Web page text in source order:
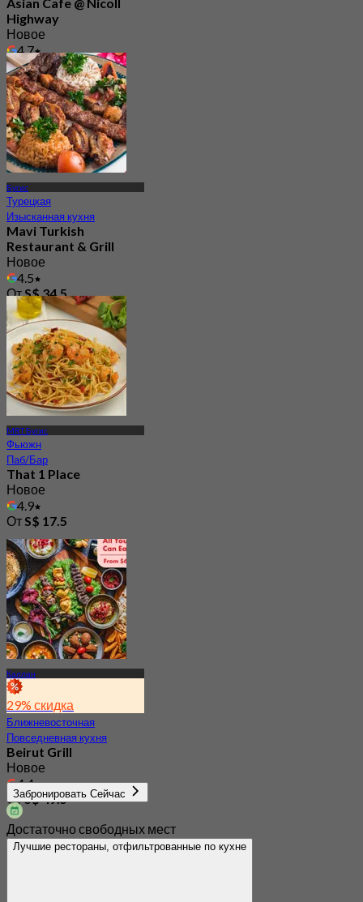
Highway
Новое
4.7
ОтS$ 46.66
Бугис
Турецкая
Изысканная кухня
Mavi Turkish
Restaurant & Grill
Новое
4.5
ОтS$ 34.5
MRT Бугис
Фьюжн
Паб/Бар
That 1 Place
Новое
4.9
ОтS$ 17.5
Каллан
29% скидка
Ближневосточная
Повседневная кухня
Beirut Grill
Новое
4.4
ОтS$ 49.5
Забронировать Сейчас
Достаточно свободных мест
Лучшие рестораны, отфильтрованные по кухне